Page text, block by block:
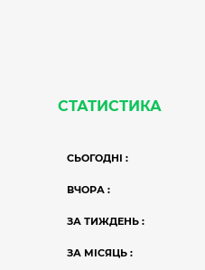
СТАТИСТИКА
СЬОГОДНІ :
ВЧОРА :
ЗА ТИЖДЕНЬ :
ЗА МІСЯЦЬ :